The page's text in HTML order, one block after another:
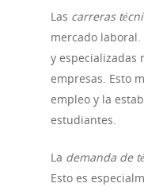
Las carreras
mercado
y especializadas
empresas. Esto
empleo y la
estudiantes.
La demanda de
Esto es